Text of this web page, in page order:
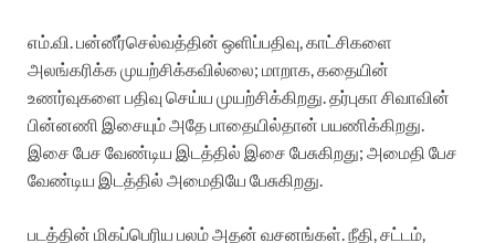
எம்.வி. பன்னீர்செல்வத்தின் ஒளிப்பதிவு, காட்சிகளை
அலங்கரிக்க முயற்சிக்கவில்லை; மாறாக, கதையின்
உணர்வுகளை பதிவு செய்ய முயற்சிக்கிறது. தர்புகா சிவாவின்
பின்னணி இசையும் அதே பாதையில்தான் பயணிக்கிறது.
இசை பேச வேண்டிய இடத்தில் இசை பேசுகிறது; அமைதி பேச
வேண்டிய இடத்தில் அமைதியே பேசுகிறது.
படத்தின் மிகப்பெரிய பலம் அதன் வசனங்கள். நீதி, சட்டம்,